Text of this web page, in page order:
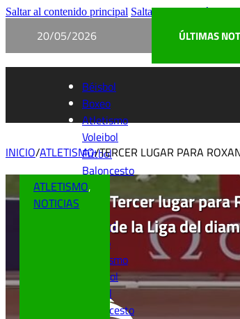
Saltar al contenido principal Saltar al pie de página
20/05/2026 ÚLTIMAS
Béisbol
Boxeo
Atletismo
Voleibol
Fútbol
Baloncesto
Béisbol
Boxeo
Atletismo
Voleibol
Fútbol
Baloncesto
INICIO/ATLETISMO/TERCER LUGAR PARA
ATLETISMO,
NOTICIAS
Tercer lugar para
de la Liga del